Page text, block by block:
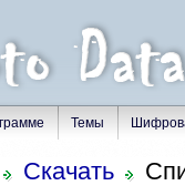
Темы
Скачать